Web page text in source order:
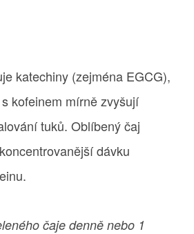
katechiny (zejména EGCG),
kofeinem mírně zvyšují
tuků. Oblíbený čaj
dávku
čaje denně nebo 1